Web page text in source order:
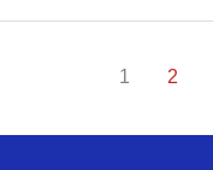
1 2